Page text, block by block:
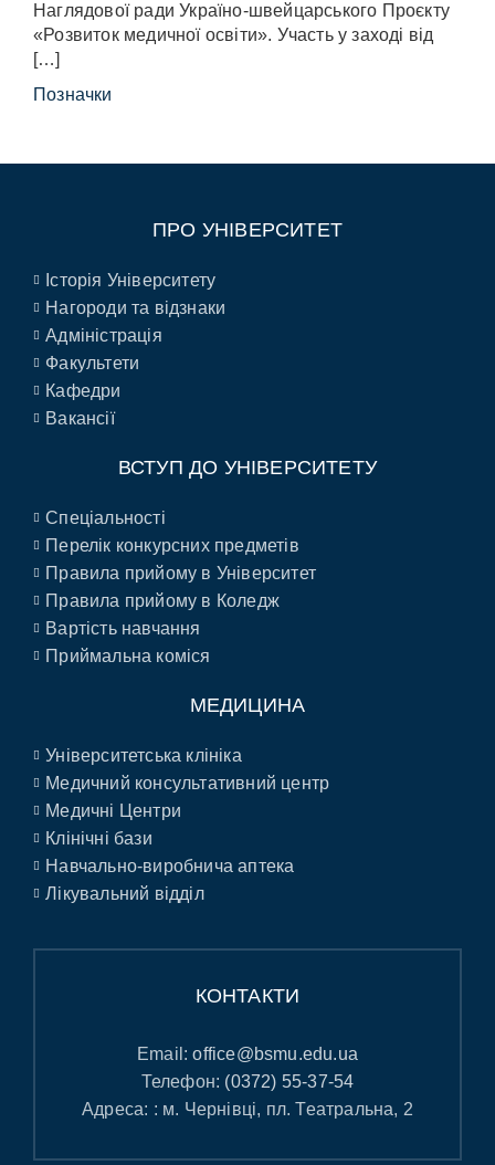
Наглядової ради Україно-швейцарського Проєкту
«Розвиток медичної освіти». Участь у заході від
[…]
Позначки
ПРО УНІВЕРСИТЕТ
Історія Університету
Нагороди та відзнаки
Адміністрація
Факультети
Кафедри
Вакансії
ВСТУП ДО УНІВЕРСИТЕТУ
Спеціальності
Перелік конкурсних предметів
Правила прийому в Університет
Правила прийому в Коледж
Вартість навчання
Приймальна коміся
МЕДИЦИНА
Університетська клініка
Медичний консультативний центр
Медичні Центри
Клінічні бази
Навчально-виробнича аптека
Лікувальний відділ
КОНТАКТИ
Email:office@bsmu.edu.ua
Телефон: (0372) 55-37-54
Адреса: : м. Чернівці, пл. Театральна, 2